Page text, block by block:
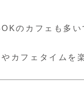
のカフェも多い
カフェタイムを